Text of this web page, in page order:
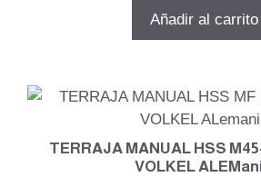
original
actual
Añadir al carrito
TERRAJA MANUAL HSS
VOLKEL